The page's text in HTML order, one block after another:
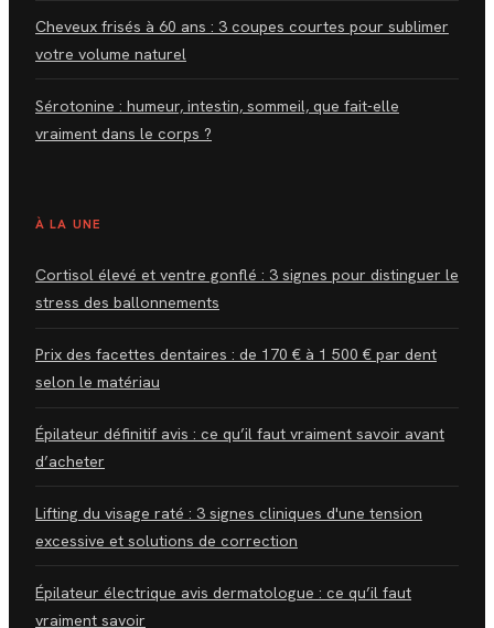
Cheveux frisés à 60 ans : 3 coupes courtes pour sublimer
votre volume naturel
Sérotonine : humeur, intestin, sommeil, que fait-elle
vraiment dans le corps ?
À LA UNE
Cortisol élevé et ventre gonflé : 3 signes pour distinguer le
stress des ballonnements
Prix des facettes dentaires : de 170 € à 1 500 € par dent
selon le matériau
Épilateur définitif avis : ce qu’il faut vraiment savoir avant
d’acheter
Lifting du visage raté : 3 signes cliniques d'une tension
excessive et solutions de correction
Épilateur électrique avis dermatologue : ce qu’il faut
vraiment savoir